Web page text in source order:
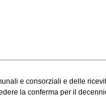
e consorziali e delle
la conferma per il